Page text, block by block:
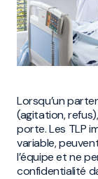
Lorsqu’un
(agitation,
porte. Les TLP
variable,
l’équipe et ne
confidentialité